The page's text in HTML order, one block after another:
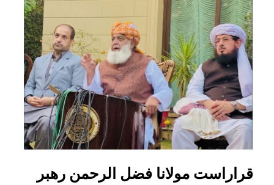
قراراست مولانا فضل الرحمن رهبر